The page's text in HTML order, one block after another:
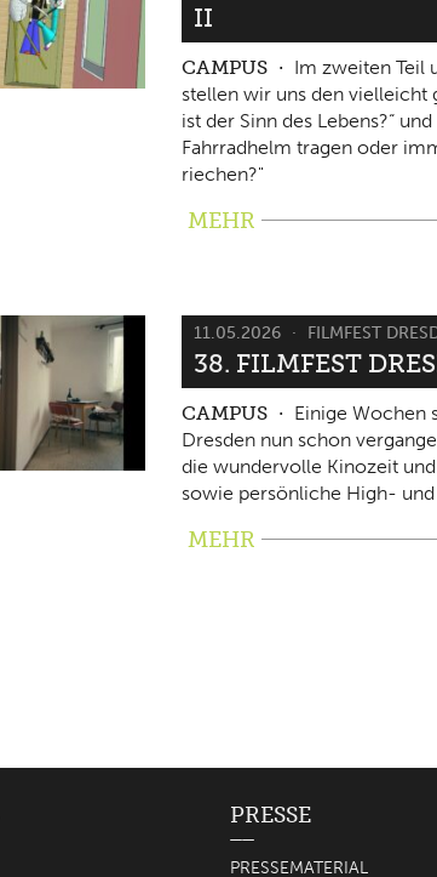
II
CAMPUS
Im zweiten Teil
stellen wir uns den vielleicht
ist der Sinn des Lebens?“
Fahrradhelm tragen oder
riechen?"
MEHR
11.05.2026 FILMFEST
38. FILMFEST
CAMPUS
Einige Wochen
Dresden nun schon
die wundervolle Kinozeit
sowie persönliche High- und
MEHR
PRESSE
PRESSEMATERIAL